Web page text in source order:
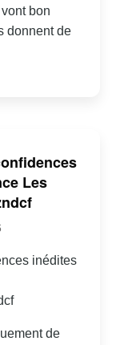
bon
donnent de
Les
inédites
de